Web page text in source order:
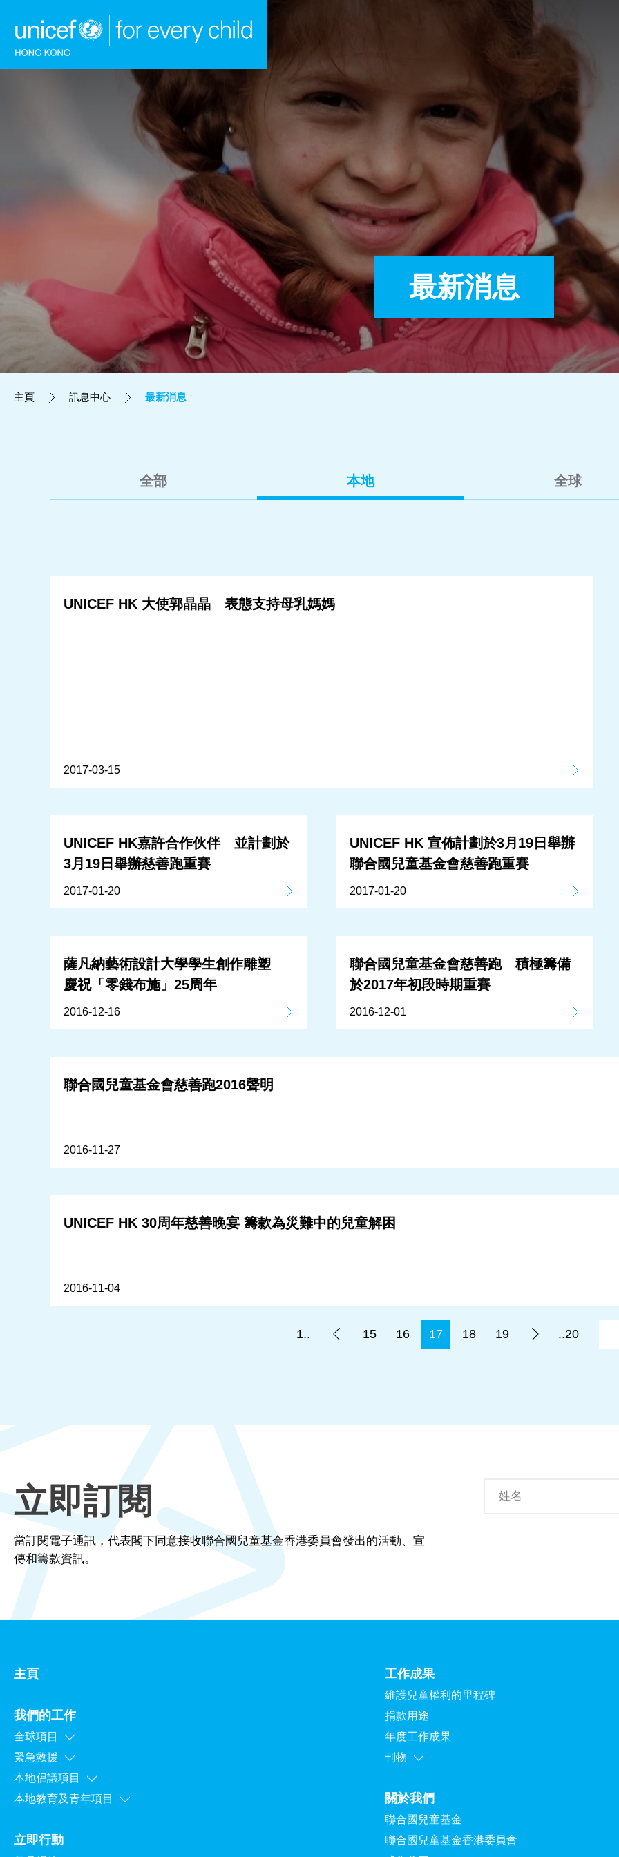
跳到內容（按回車鍵） A
立即行動
工作成果
關於我們
最新消息
主頁 訊息中心 最新消息
全部 本地 全球
UNICEF HK 大使郭晶晶 表態支持母乳媽媽
2017-03-15
UNICEF HK嘉許合作伙伴 並計劃於
3月19日舉辦慈善跑重賽
2017-01-20
UNICEF HK 宣佈計劃於3月19日舉辦
聯合國兒童基金會慈善跑重賽
2017-01-20
薩凡納藝術設計大學學生創作雕塑
慶祝「零錢布施」25周年
2016-12-16
聯合國兒童基金會慈善跑 積極籌備
於2017年初段時期重賽
2016-12-01
聯合國兒童基金會慈善跑2016聲明
2016-11-27
UNICEF HK 30周年慈善晚宴 籌款為災難中的兒童解困
2016-11-04
1.. 15 16 17 18 19 ..20
立即訂閱
當訂閱電子通訊，代表閣下同意接收聯合國兒童基金香港委員會發出的活動、宣
傳和籌款資訊。
主頁
我們的工作
全球項目
緊急救援
本地倡議項目
本地教育及青年項目
立即行動
工作成果
維護兒童權利的里程碑
捐款用途
年度工作成果
刊物
關於我們
聯合國兒童基金
聯合國兒童基金香港委員會